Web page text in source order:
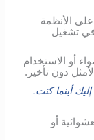
الأنظمة
في تشغيل
أو الاستخدام
دون تأخير.
أينما كنت.
أو